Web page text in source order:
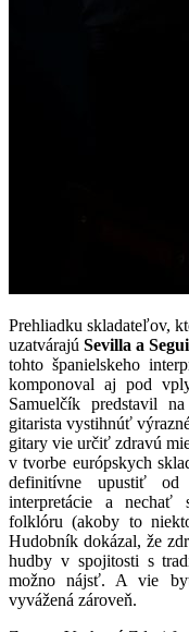
Prehliadku skladateľov,
uzatvárajúSevilla a
tohto španielskeho
komponoval aj pod
Samuelčík predstavil
gitarista vystihnúť
gitary vie určiť zdravú
v tvorbe európskych
definitívne upustiť od
interpretácie a nechať
folklóru (akoby to
Hudobník dokázal, že
hudby v spojitosti s
možno nájsť. A vie byť
vyvážená zároveň.